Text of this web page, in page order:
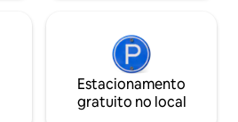
Estacionamento
gratuito no local